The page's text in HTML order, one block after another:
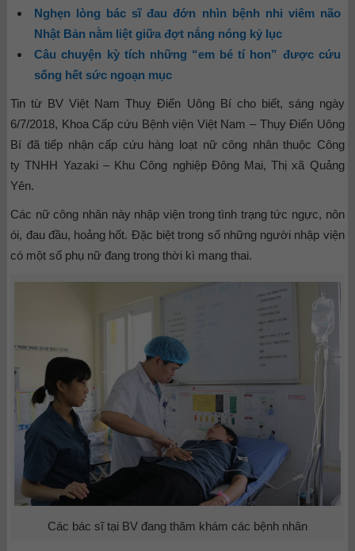
Nghẹn lòng bác sĩ đau đớn nhìn bệnh nhi viêm não
Nhật Bản nằm liệt giữa đợt nắng nóng kỷ lục
Câu chuyện kỳ tích những “em bé tí hon” được cứu
sống hết sức ngoạn mục
Tin từ BV Việt Nam Thuỵ Điển Uông Bí cho biết, sáng ngày
6/7/2018, Khoa Cấp cứu Bệnh viện Việt Nam – Thụy Điển Uông
Bí đã tiếp nhận cấp cứu hàng loạt nữ công nhân thuộc Công
ty TNHH Yazaki – Khu Công nghiệp Đông Mai, Thị xã Quảng
Yên.
Các nữ công nhân này nhập viện trong tình trạng tức ngực, nôn
ói, đau đầu, hoảng hốt. Đặc biệt trong số những người nhập viện
có một số phụ nữ đang trong thời kì mang thai.
Các bác sĩ tại BV đang thăm khám các bệnh nhân